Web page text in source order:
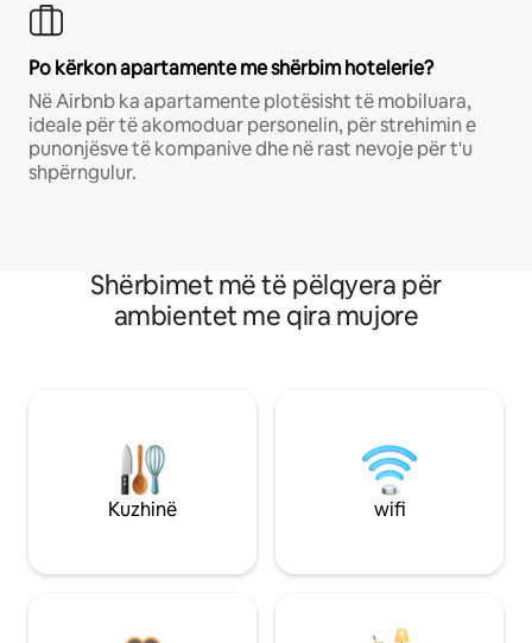
Po kërkon apartamente me shërbim hotelerie?
Në Airbnb ka apartamente plotësisht të mobiluara,
ideale për të akomoduar personelin, për strehimin e
punonjësve të kompanive dhe në rast nevoje për t'u
shpërngulur.
Shërbimet më të pëlqyera për
ambientet me qira mujore
Kuzhinë wifi